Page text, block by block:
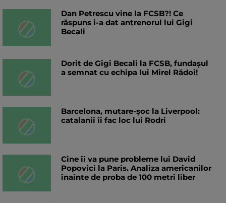
Dan Petrescu vine la FCSB?! Ce
răspuns i-a dat antrenorul lui Gigi
Becali
Dorit de Gigi Becali la FCSB, fundașul
a semnat cu echipa lui Mirel Rădoi!
Barcelona, mutare-șoc la Liverpool:
catalanii îi fac loc lui Rodri
Cine îi va pune probleme lui David
Popovici la Paris. Analiza americanilor
înainte de proba de 100 metri liber